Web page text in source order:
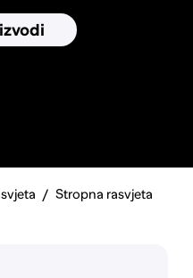
Stropna rasvjeta